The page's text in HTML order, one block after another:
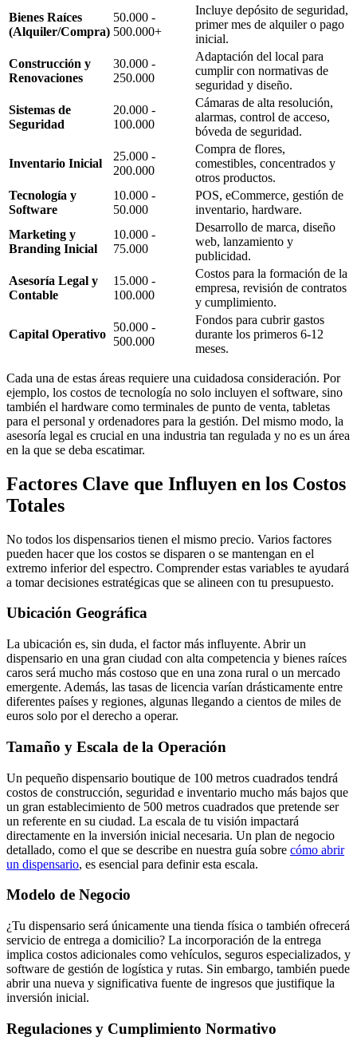
Bienes Raíces
(Alquiler/Compra)
50.000 -
500.000+
Incluye depósito de seguridad,
primer mes de alquiler o pago
inicial.
Construcción y
Renovaciones
30.000 -
250.000
Adaptación del local para
cumplir con normativas de
seguridad y diseño.
Sistemas de
Seguridad
20.000 -
100.000
Cámaras de alta resolución,
alarmas, control de acceso,
bóveda de seguridad.
Inventario Inicial
25.000 -
200.000
Compra de flores,
comestibles, concentrados y
otros productos.
Tecnología y
Software
10.000 -
50.000
POS, eCommerce, gestión de
inventario, hardware.
Marketing y
Branding Inicial
10.000 -
75.000
Desarrollo de marca, diseño
web, lanzamiento y
publicidad.
Asesoría Legal y
Contable
15.000 -
100.000
Costos para la formación de la
empresa, revisión de contratos
y cumplimiento.
Capital Operativo
50.000 -
500.000
Fondos para cubrir gastos
durante los primeros 6-12
meses.
Cada una de estas áreas requiere una cuidadosa consideración. Por
ejemplo, los costos de tecnología no solo incluyen el software, sino
también el hardware como terminales de punto de venta, tabletas
para el personal y ordenadores para la gestión. Del mismo modo, la
asesoría legal es crucial en una industria tan regulada y no es un área
en la que se deba escatimar.
Factores Clave que Influyen en los Costos
Totales
No todos los dispensarios tienen el mismo precio. Varios factores
pueden hacer que los costos se disparen o se mantengan en el
extremo inferior del espectro. Comprender estas variables te ayudará
a tomar decisiones estratégicas que se alineen con tu presupuesto.
Ubicación Geográfica
La ubicación es, sin duda, el factor más influyente. Abrir un
dispensario en una gran ciudad con alta competencia y bienes raíces
caros será mucho más costoso que en una zona rural o un mercado
emergente. Además, las tasas de licencia varían drásticamente entre
diferentes países y regiones, algunas llegando a cientos de miles de
euros solo por el derecho a operar.
Tamaño y Escala de la Operación
Un pequeño dispensario boutique de 100 metros cuadrados tendrá
costos de construcción, seguridad e inventario mucho más bajos que
un gran establecimiento de 500 metros cuadrados que pretende ser
un referente en su ciudad. La escala de tu visión impactará
directamente en la inversión inicial necesaria. Un plan de negocio
detallado, como el que se describe en nuestra guía sobre cómo abrir
un dispensario, es esencial para definir esta escala.
Modelo de Negocio
¿Tu dispensario será únicamente una tienda física o también ofrecerá
servicio de entrega a domicilio? La incorporación de la entrega
implica costos adicionales como vehículos, seguros especializados, y
software de gestión de logística y rutas. Sin embargo, también puede
abrir una nueva y significativa fuente de ingresos que justifique la
inversión inicial.
Regulaciones y Cumplimiento Normativo